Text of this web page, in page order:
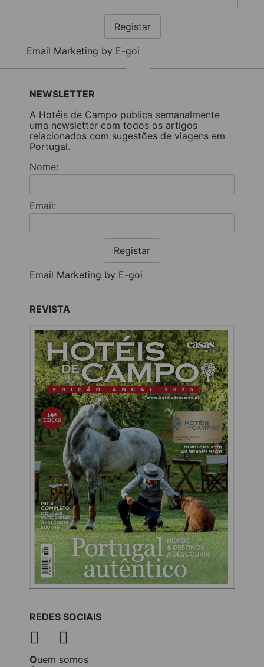
Registar
Email Marketing by E-goi
NEWSLETTER
A Hotéis de Campo publica semanalmente
uma newsletter com todos os artigos
relacionados com sugestões de viagens em
Portugal.
Nome:
Email:
Registar
Email Marketing by E-goi
REVISTA
REDES SOCIAIS
Quem somos